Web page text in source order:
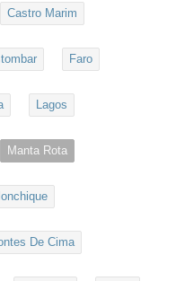
Castro Marim
Faro
Lagos
Manta Rota
De Cima